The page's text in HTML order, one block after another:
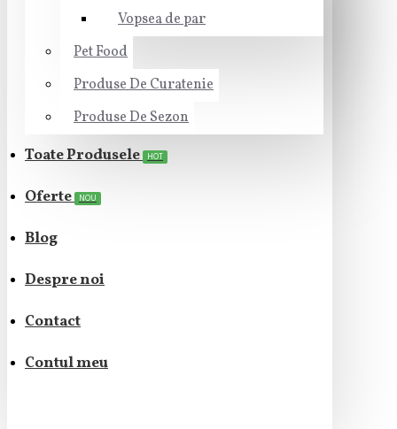
Vopsea de par
Pet Food
Produse De Curatenie
Produse De Sezon
Toate Produsele HOT
Oferte NOU
Blog
Despre noi
Contact
Contul meu